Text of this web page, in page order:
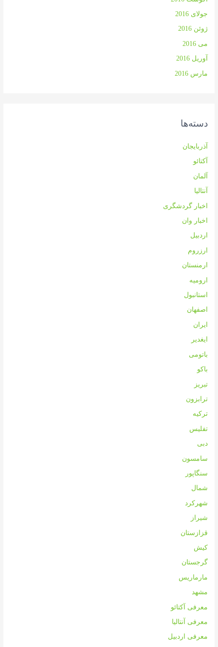
جولای 2016
ژوئن 2016
می 2016
آوریل 2016
مارس 2016
دسته‌ها
آذربایجان
آکتائو
آلمان
آنتالیا
اخبار گردشگری
اخبار وان
اردبیل
ارزروم
ارمنستان
ارومیه
استانبول
اصفهان
ایران
ایغدیر
باتومی
باکو
تبریز
ترابزون
ترکیه
تفلیس
دبی
سامسون
سنگاپور
شمال
شهرکرد
شیراز
قزازستان
کیش
گرجستان
مارماریس
مشهد
معرفی آکتائو
معرفی آنتالیا
معرفی اردبیل